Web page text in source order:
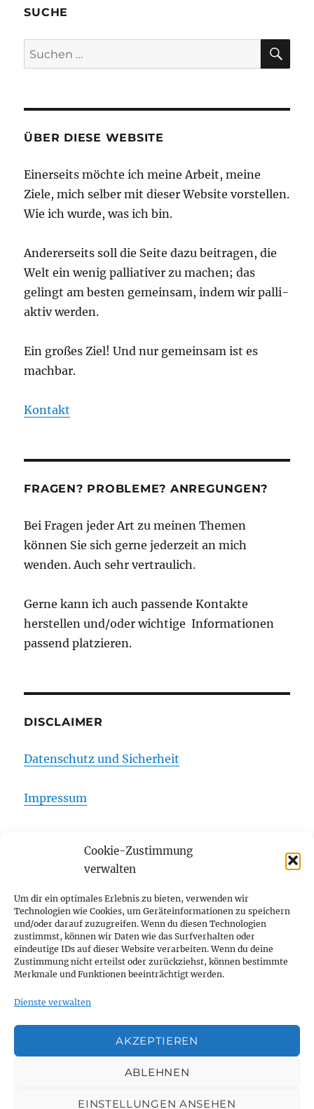
Cookie-Zustimmung
verwalten
Um dir ein optimales Erlebnis zu bieten, verwenden wir
Technologien wie Cookies, um Geräteinformationen zu speichern
und/oder darauf zuzugreifen. Wenn du diesen Technologien
zustimmst, können wir Daten wie das Surfverhalten oder
eindeutige IDs auf dieser Website verarbeiten. Wenn du deine
Zustimmung nicht erteilst oder zurückziehst, können bestimmte
Merkmale und Funktionen beeinträchtigt werden.
Dienste verwalten
AKZEPTIEREN
ABLEHNEN
EINSTELLUNGEN ANSEHEN
SUCHE
Suchen
nach:
ÜBER DIESE WEBSITE
Einerseits möchte ich meine Arbeit, meine
Ziele, mich selber mit dieser Website vorstellen.
Wie ich wurde, was ich bin.
Andererseits soll die Seite dazu beitragen, die
Welt ein wenig palliativer zu machen; das
gelingt am besten gemeinsam, indem wir palli-
aktiv werden.
Ein großes Ziel! Und nur gemeinsam ist es
machbar.
Kontakt
FRAGEN? PROBLEME? ANREGUNGEN?
Bei Fragen jeder Art zu meinen Themen
können Sie sich gerne jederzeit an mich
wenden. Auch sehr vertraulich.
Gerne kann ich auch passende Kontakte
herstellen und/oder wichtige Informationen
passend platzieren.
DISCLAIMER
Datenschutz und Sicherheit
Impressum
Über mich
öffnen
Publikationen
Ehrungen und Auszeichnungen
Blog
Cookie-Richtlinie (EU)